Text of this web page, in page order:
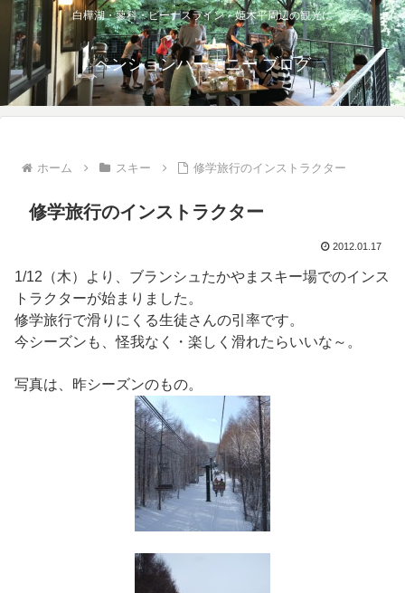
白樺湖・蓼科・ビーナスライン・姫木平周辺の観光に
ペンションハーモニー ブログ
ホーム スキー 修学旅行のインストラクター
修学旅行のインストラクター
2012.01.17
1/12（木）より、ブランシュたかやまスキー場でのインス
トラクターが始まりました。
修学旅行で滑りにくる生徒さんの引率です。
今シーズンも、怪我なく・楽しく滑れたらいいな～。
写真は、昨シーズンのもの。